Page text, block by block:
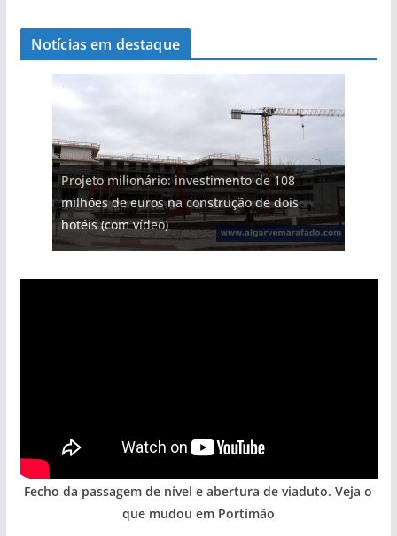
Notícias em destaque
Projeto milionário: investimento de 108
milhões de euros na construção de dois
hotéis (com vídeo)
Tapas do mar a 3 euros cada. Nova rota
gastronómica nasce no Algarve
Foto do dia: uma cidade algarvia que cresceu
entre redes e fábricas
Milagre da água. Fontes emblemáticas do
Algarve voltam a ter vida (com vídeo)
Tempestades roubam areia de praias e põem
arribas em risco no Algarve (com vídeo)
Fecho da passagem de nível e abertura de viaduto. Veja o
que mudou em Portimão